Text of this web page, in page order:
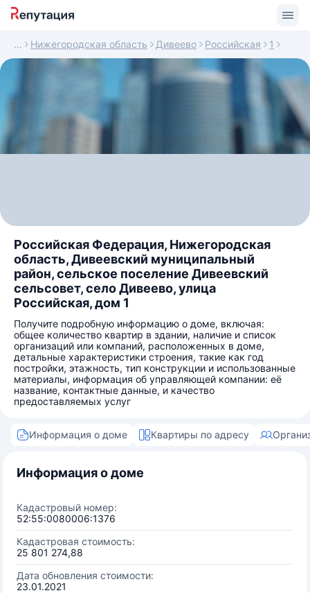
Нижегородская область Дивеево Российская 1
Российская Федерация, Нижегородская
область, Дивеевский муниципальный
район, сельское поселение Дивеевский
сельсовет, село Дивеево, улица
Российская, дом 1
Получите подробную информацию о доме, включая:
общее количество квартир в здании, наличие и список
организаций или компаний, расположенных в доме,
детальные характеристики строения, такие как год
постройки, этажность, тип конструкции и использованные
материалы, информация об управляющей компании: её
название, контактные данные, и качество
предоставляемых услуг
Информация о доме Квартиры по адресу
Информация о доме
Кадастровый номер:
52:55:0080006:1376
Кадастровая стоимость:
25 801 274,88
Дата обновления стоимости:
23.01.2021